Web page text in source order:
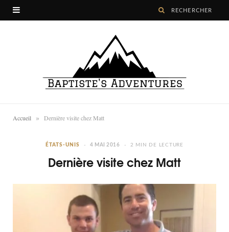
Accueil » Dernière visite chez Matt
ÉTATS-UNIS 4 MAI 2016 2 MIN DE LECTURE
Dernière visite chez Matt